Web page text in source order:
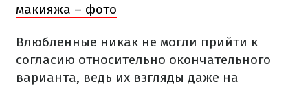
макияжа – фото
Влюбленные никак не могли прийти к
согласию относительно окончательного
варианта, ведь их взгляды даже на